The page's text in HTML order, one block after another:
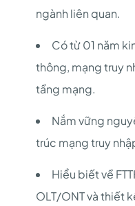
ngành liên quan.
Có từ 01 năm
thông, mạng truy
tầng mạng.
Nắm vững
trúc mạng truy
Hiểu biết về
OLT/ONT và thiết